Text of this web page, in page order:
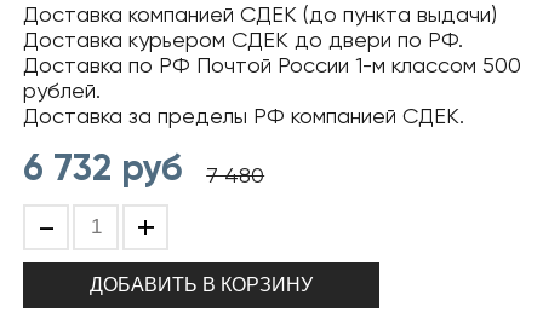
Доставка компанией СДЕК (до пункта выдачи)
Доставка курьером СДЕК до двери по РФ.
Доставка по РФ Почтой России 1-м классом 500
рублей.
Доставка за пределы РФ компанией СДЕК.
6 732 руб 7 480
- +